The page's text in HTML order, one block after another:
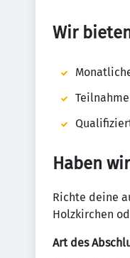
Wir
Haben
Richte deine
Holzkirchen
Art des